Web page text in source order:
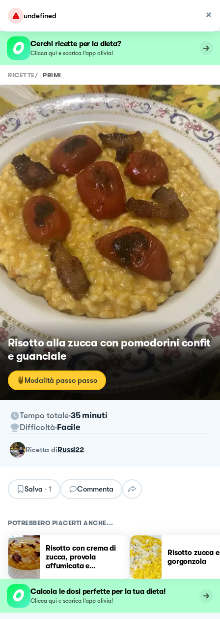
undefined
Cerchi ricette per la dieta?
Clicca qui e scarica l’app olivia!
RICETTE/ PRIMI
Risotto alla zucca con pomodorini confit
e guanciale
Modalità passo passo
Tempo totale 35 minuti
Difficoltà Facile
ricetta diRussi22
Salva · 1 Commenta
POTREBBERO PIACERTI ANCHE...
Risotto con crema di
zucca, provola
affumicata e
Risotto zucca e
gorgonzola
Calcola le dosi perfette per la tua dieta!
Clicca qui e scarica l’app olivia!